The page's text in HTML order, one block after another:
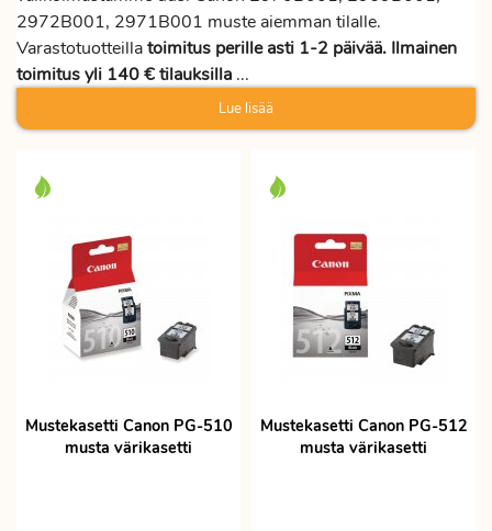
2972B001, 2971B001 muste aiemman tilalle.
Varastotuotteillatoimitus perille asti 1-2 päivää. Ilmainen
toimitus yli 140 € tilauksilla ...
Lue lisää
Mustekasetti Canon PG-510
musta värikasetti
Mustekasetti Canon PG-512
musta värikasetti